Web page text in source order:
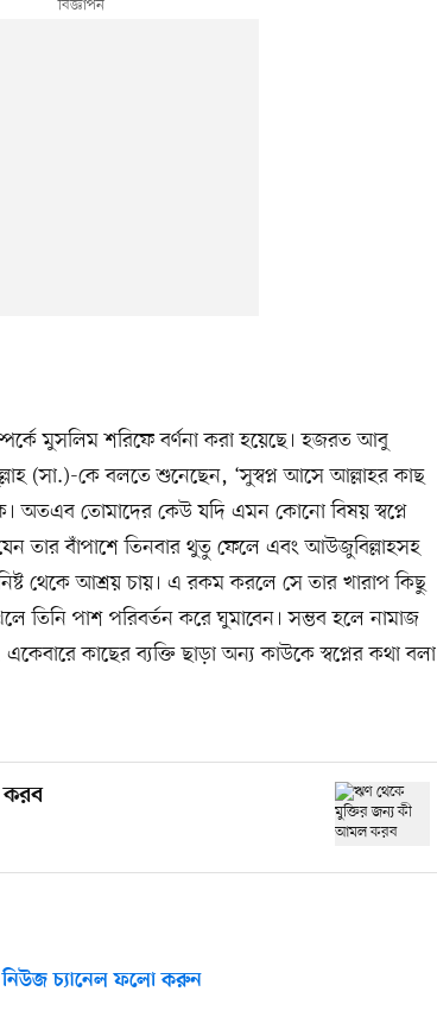
মুসলিম শরিফে বর্ণনা করা হয়েছে। হজরত আবু
(সা.)-কে বলতে শুনেছেন, ‘সুস্বপ্ন আসে আল্লাহর কাছ
অতএব তোমাদের কেউ যদি এমন কোনো বিষয় স্বপ্নে
তার বাঁপাশে তিনবার থুতু ফেলে এবং আউজুবিল্লাহসহ
থেকে আশ্রয় চায়। এ রকম করলে সে তার খারাপ কিছু
তিনি পাশ পরিবর্তন করে ঘুমাবেন। সম্ভব হলে নামাজ
কাছের ব্যক্তি ছাড়া অন্য কাউকে স্বপ্নের কথা বলা
করব
চ্যানেল ফলো করুন